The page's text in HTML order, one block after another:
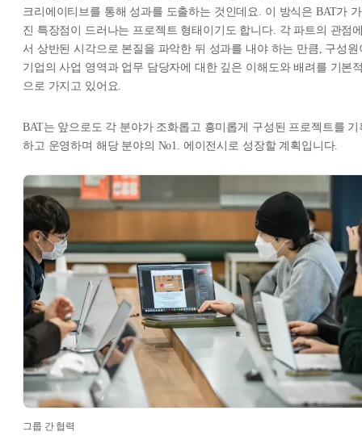
크리에이티브를 통해 성과를 도출하는 것인데요. 이 방식은 BAT가 가
진 특장점이 드러나는 프로젝트 형태이기도 합니다. 각 파트의 관점
서 상반된 시각으로 본질을 파악한 뒤 성과를 내야 하는 만큼, 구성원
기업의 사업 영역과 업무 담당자에 대한 깊은 이해도와 배려를 기본
으로 가지고 있어요.
BAT는 앞으로도 각 분야가 조화롭고 흥미롭게 구성된 프로젝트를 기
하고 운영하며 해당 분야의 No1. 에이전시로 성장할 계획입니다.
그룹 간 협력